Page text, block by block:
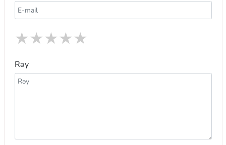
★
★
★
★
★
Rəy